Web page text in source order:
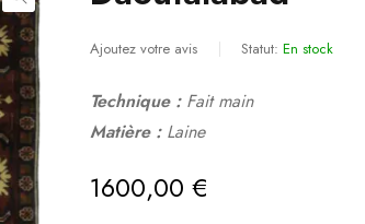
Ajoutez votre avis Statut: En stock
Technique :Fait main
Matière : Laine
1600,00€